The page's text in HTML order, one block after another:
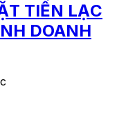
TIỀN LẠC
DOANH